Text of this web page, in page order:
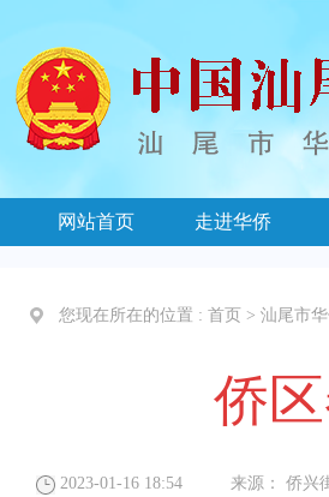
网站首页 走进华侨
您现在所在的位置 : 首页 > 汕尾市
侨
2023-01-16 18:54 来源： 侨兴